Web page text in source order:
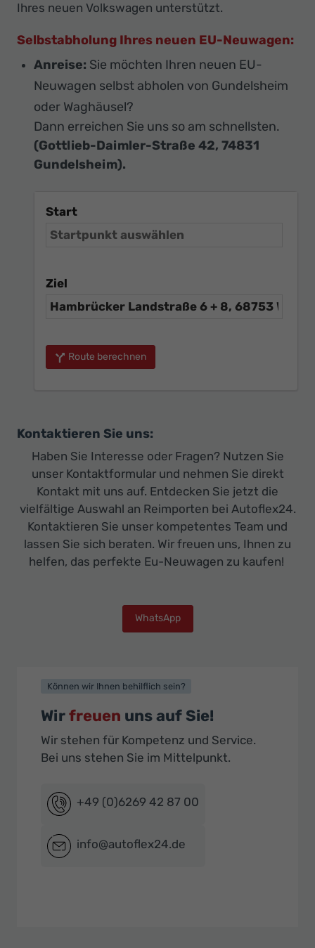
Ihres neuen Volkswagen unterstützt.
Selbstabholung Ihres neuen EU-Neuwagen:
Anreise: Sie möchten Ihren neuen EU-
Neuwagen selbst abholen von Gundelsheim
oder Waghäusel?
Dann erreichen Sie uns so am schnellsten.
(Gottlieb-Daimler-Straße 42, 74831
Gundelsheim).
Start
Ziel
Route berechnen
Kontaktieren Sie uns:
Haben Sie Interesse oder Fragen? Nutzen Sie
unser Kontaktformular und nehmen Sie direkt
Kontakt mit uns auf. Entdecken Sie jetzt die
vielfältige Auswahl an Reimporten bei Autoflex24.
Kontaktieren Sie unser kompetentes Team und
lassen Sie sich beraten. Wir freuen uns, Ihnen zu
helfen, das perfekte Eu-Neuwagen zu kaufen!
WhatsApp
Können wir Ihnen behilflich sein?
Wirfreuen uns auf Sie!
Wir stehen für Kompetenz und Service.
Bei uns stehen Sie im Mittelpunkt.
+49 (0)6269 42 87 00
info@autoflex24.de